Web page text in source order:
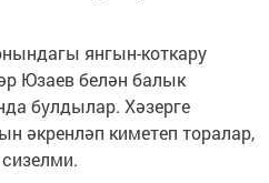
янгын-коткару
Юзаев белән балык
булдылар. Хәзерге
әкренләп киметеп торалар,